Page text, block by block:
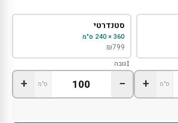
סטנדרטי
360 × 240 ס"מ
₪799
ס"מ +
גובה
− ס"מ +